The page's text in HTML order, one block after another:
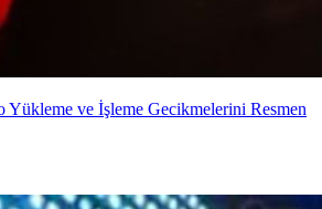
Yükleme ve İşleme Gecikmelerini Resmen